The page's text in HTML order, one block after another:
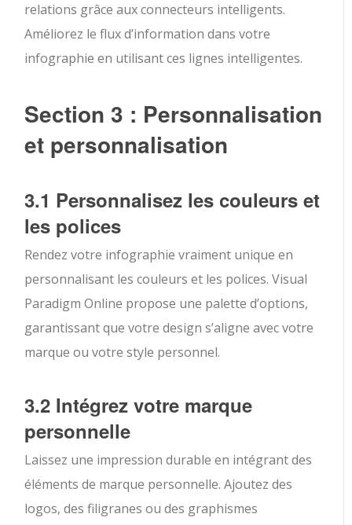
relations grâce aux connecteurs intelligents.
Améliorez le flux d’information dans votre
infographie en utilisant ces lignes intelligentes.
Section 3 : Personnalisation
et personnalisation
3.1 Personnalisez les couleurs et
les polices
Rendez votre infographie vraiment unique en
personnalisant les couleurs et les polices. Visual
Paradigm Online propose une palette d’options,
garantissant que votre design s’aligne avec votre
marque ou votre style personnel.
3.2 Intégrez votre marque
personnelle
Laissez une impression durable en intégrant des
éléments de marque personnelle. Ajoutez des
logos, des filigranes ou des graphismes